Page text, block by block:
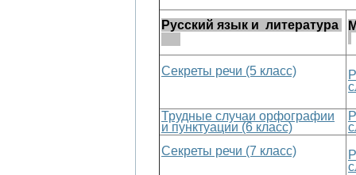
Русский язык и литература
Секреты речи (5 класс)
Трудные случаи орфографии
и пунктуации (6 класс)
Секреты речи (7 класс)